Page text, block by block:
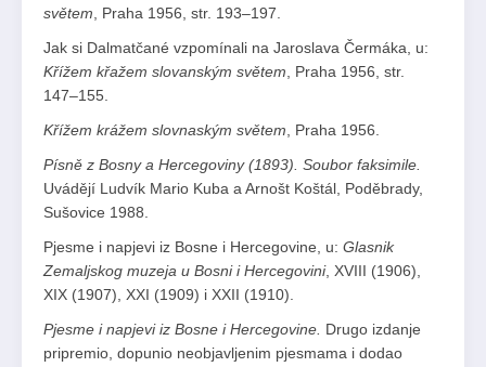
světem, Praha 1956, str. 193–197.
Jak si Dalmatčané vzpomínali na Jaroslava Čermáka, u:
Křížem křažem slovanským světem, Praha 1956, str.
147–155.
Křížem krážem slovnaským světem, Praha 1956.
Písně z Bosny a Hercegoviny (1893). Soubor faksimile.
Uvádějí Ludvík Mario Kuba a Arnošt Koštál, Poděbrady,
Sušovice 1988.
Pjesme i napjevi iz Bosne i Hercegovine, u: Glasnik
Zemaljskog muzeja u Bosni i Hercegovini, XVIII (1906),
XIX (1907), XXI (1909) i XXII (1910).
Pjesme i napjevi iz Bosne i Hercegovine. Drugo izdanje
pripremio, dopunio neobjavljenim pjesmama i dodao